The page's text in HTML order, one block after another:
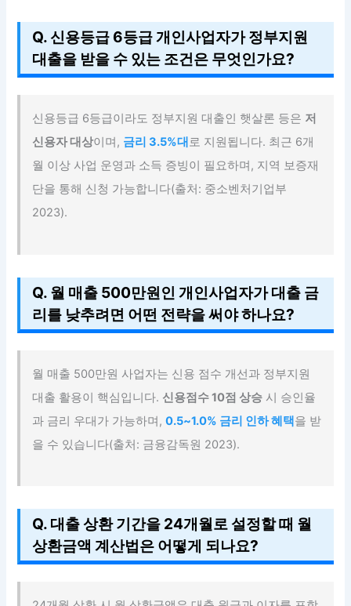
Q. 신용등급 6등급 개인사업자가 정부지원
대출을 받을 수 있는 조건은 무엇인가요?
신용등급 6등급이라도 정부지원 대출인 햇살론 등은 저
신용자 대상이며, 금리 3.5%대 로 지원됩니다. 최근 6개
월 이상 사업 운영과 소득 증빙이 필요하며, 지역 보증재
단을 통해 신청 가능합니다(출처: 중소벤처기업부
2023).
Q. 월 매출 500만원인 개인사업자가 대출 금
리를 낮추려면 어떤 전략을 써야 하나요?
월 매출 500만원 사업자는 신용 점수 개선과 정부지원
대출 활용이 핵심입니다. 신용점수 10점 상승 시 승인율
과 금리 우대가 가능하며,0.5~1.0% 금리 인하 혜택을 받
을 수 있습니다(출처: 금융감독원 2023).
Q. 대출 상환 기간을 24개월로 설정할 때 월
상환금액 계산법은 어떻게 되나요?